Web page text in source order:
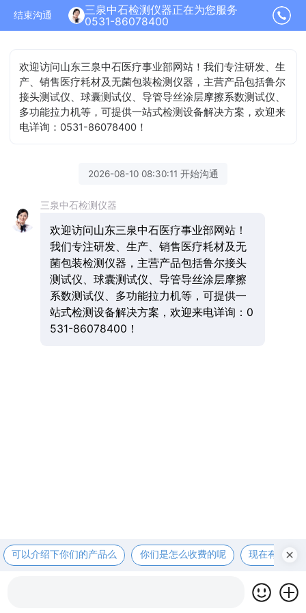
结束沟通
三泉中石检测仪器正在为您服务
0531-86078400
欢迎访问山东三泉中石医疗事业部网站！我们专注研发、生
产、销售医疗耗材及无菌包装检测仪器，主营产品包括鲁尔
接头测试仪、球囊测试仪、导管导丝涂层摩擦系数测试仪、
多功能拉力机等，可提供一站式检测设备解决方案，欢迎来
电详询：0531-86078400！
2026-08-10 08:30:11 开始沟通
三泉中石检测仪器
欢迎访问山东三泉中石医疗事业部网站！
我们专注研发、生产、销售医疗耗材及无
菌包装检测仪器，主营产品包括鲁尔接头
测试仪、球囊测试仪、导管导丝涂层摩擦
系数测试仪、多功能拉力机等，可提供一
站式检测设备解决方案，欢迎来电详询：0
531-86078400！
可以介绍下你们的产品么 你们是怎么收费的呢 现在有优惠